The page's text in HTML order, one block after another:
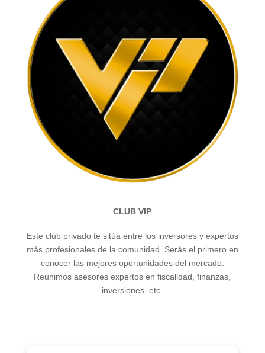
CLUB VIP
Este club privado te sitúa entre los inversores y expertos
más profesionales de la comunidad. Serás el primero en
conocer las mejores oportunidades del mercado.
Reunimos asesores expertos en fiscalidad, finanzas,
inversiones, etc.